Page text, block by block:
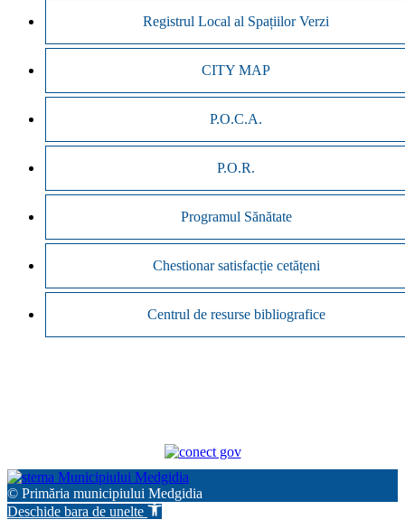
Registrul Local al Spațiilor Verzi
CITY MAP
P.O.C.A.
P.O.R.
Programul Sănătate
Chestionar satisfacție cetățeni
Centrul de resurse bibliografice
© Primăria municipiului Medgidia
Deschide bara de unelte